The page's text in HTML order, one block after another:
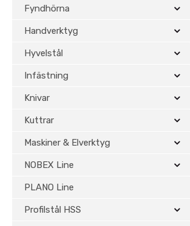
Fyndhörna
Handverktyg
Hyvelstål
Infästning
Knivar
Kuttrar
Maskiner & Elverktyg
NOBEX Line
PLANO Line
Profilstål HSS